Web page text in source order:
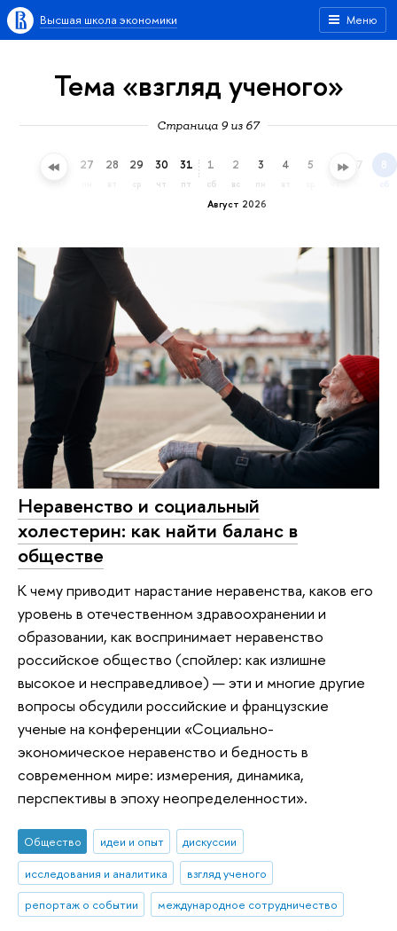
Меню
Высшая школа экономики
Тема «взгляд ученого»
Страница 9 из 67
26 27 28 29
ср
30
чт
31
пт
Август 2026
1
сб
2
вс
3
пн
4 5 6 7 8
сб
Неравенство и социальный
холестерин: как найти баланс в
обществе
К чему приводит нарастание неравенства, каков его
уровень в отечественном здравоохранении и
образовании, как воспринимает неравенство
российское общество (спойлер: как излишне
высокое и несправедливое) — эти и многие другие
вопросы обсудили российские и французские
ученые на конференции «Социально-
экономическое неравенство и бедность в
современном мире: измерения, динамика,
перспективы в эпоху неопределенности».
Общество идеи и опыт
дискуссии
исследования и аналитика
взгляд ученого
репортаж о событии
международное сотрудничество